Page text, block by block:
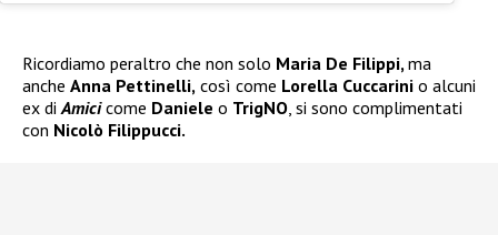
Ricordiamo peraltro che non solo Maria De Filippi,ma
anche Anna Pettinelli, così come Lorella Cuccarini o alcuni
ex diAmicicome Daniele o TrigNO, si sono complimentati
con Nicolò Filippucci.